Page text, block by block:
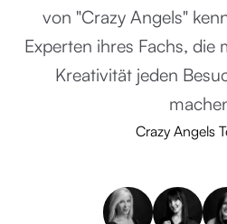
von "Crazy Angels"
Experten ihres Fachs, die
Kreativität jeden
Crazy Angels